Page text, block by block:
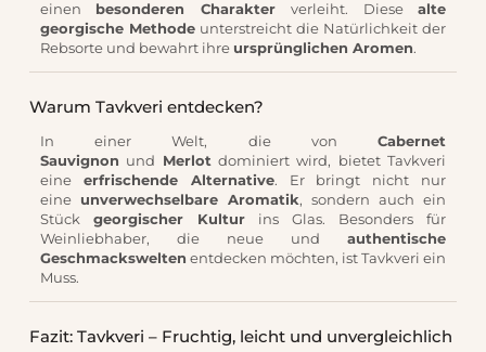
einen
besonderen Charakter verleiht. Diese
alte
georgische Methode unterstreicht die Natürlichkeit der
Rebsorte und bewahrt ihre ursprünglichen Aromen.
Warum Tavkveri entdecken?
In einer Welt, die von
Cabernet
Sauvignon und Merlot dominiert wird, bietet Tavkveri
eine
erfrischende Alternative. Er bringt nicht nur
eine
unverwechselbare Aromatik, sondern auch ein
Stück
georgischer Kultur
ins Glas. Besonders für
Weinliebhaber, die neue und
authentische
Geschmackswelten entdecken möchten, ist Tavkveri ein
Muss.
Fazit: Tavkveri – Fruchtig, leicht und unvergleichlich